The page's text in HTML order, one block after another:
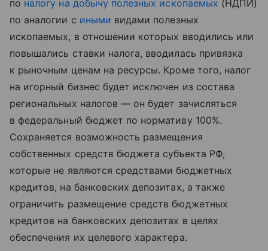
по налогу на добычу полезных ископаемых (НДПИ)
по аналогии с иными видами полезных
ископаемых, в отношении которых вводились или
повышались ставки налога, вводилась привязка
к рыночным ценам на ресурсы. Кроме того, налог
на игорный бизнес будет исключен из состава
региональных налогов — он будет зачисляться
в федеральный бюджет по нормативу 100%.
Сохраняется возможность размещения
собственных средств бюджета субъекта РФ,
которые не являются средствами бюджетных
кредитов, на банковских депозитах, а также
ограничить размещение средств бюджетных
кредитов на банковских депозитах в целях
обеспечения их целевого характера.